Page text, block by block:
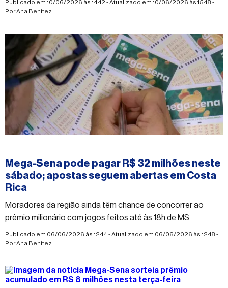
Publicado em 10/06/2026 às 14:12 - Atualizado em 10/06/2026 às 15:18 -
PorAna Benitez
Mega-Sena pode pagar R$ 32 milhões neste
sábado; apostas seguem abertas em Costa
Rica
Moradores da região ainda têm chance de concorrer ao
prêmio milionário com jogos feitos até às 18h de MS
Publicado em 06/06/2026 às 12:14 - Atualizado em 06/06/2026 às 12:18 -
PorAna Benitez